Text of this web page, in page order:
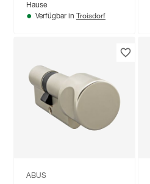
Hause
Verfügbar in Troisdorf
ABUS